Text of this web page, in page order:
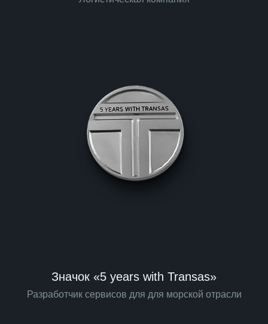
Значок «5 years with Transas»
Разработчик сервисов для для морской отрасли